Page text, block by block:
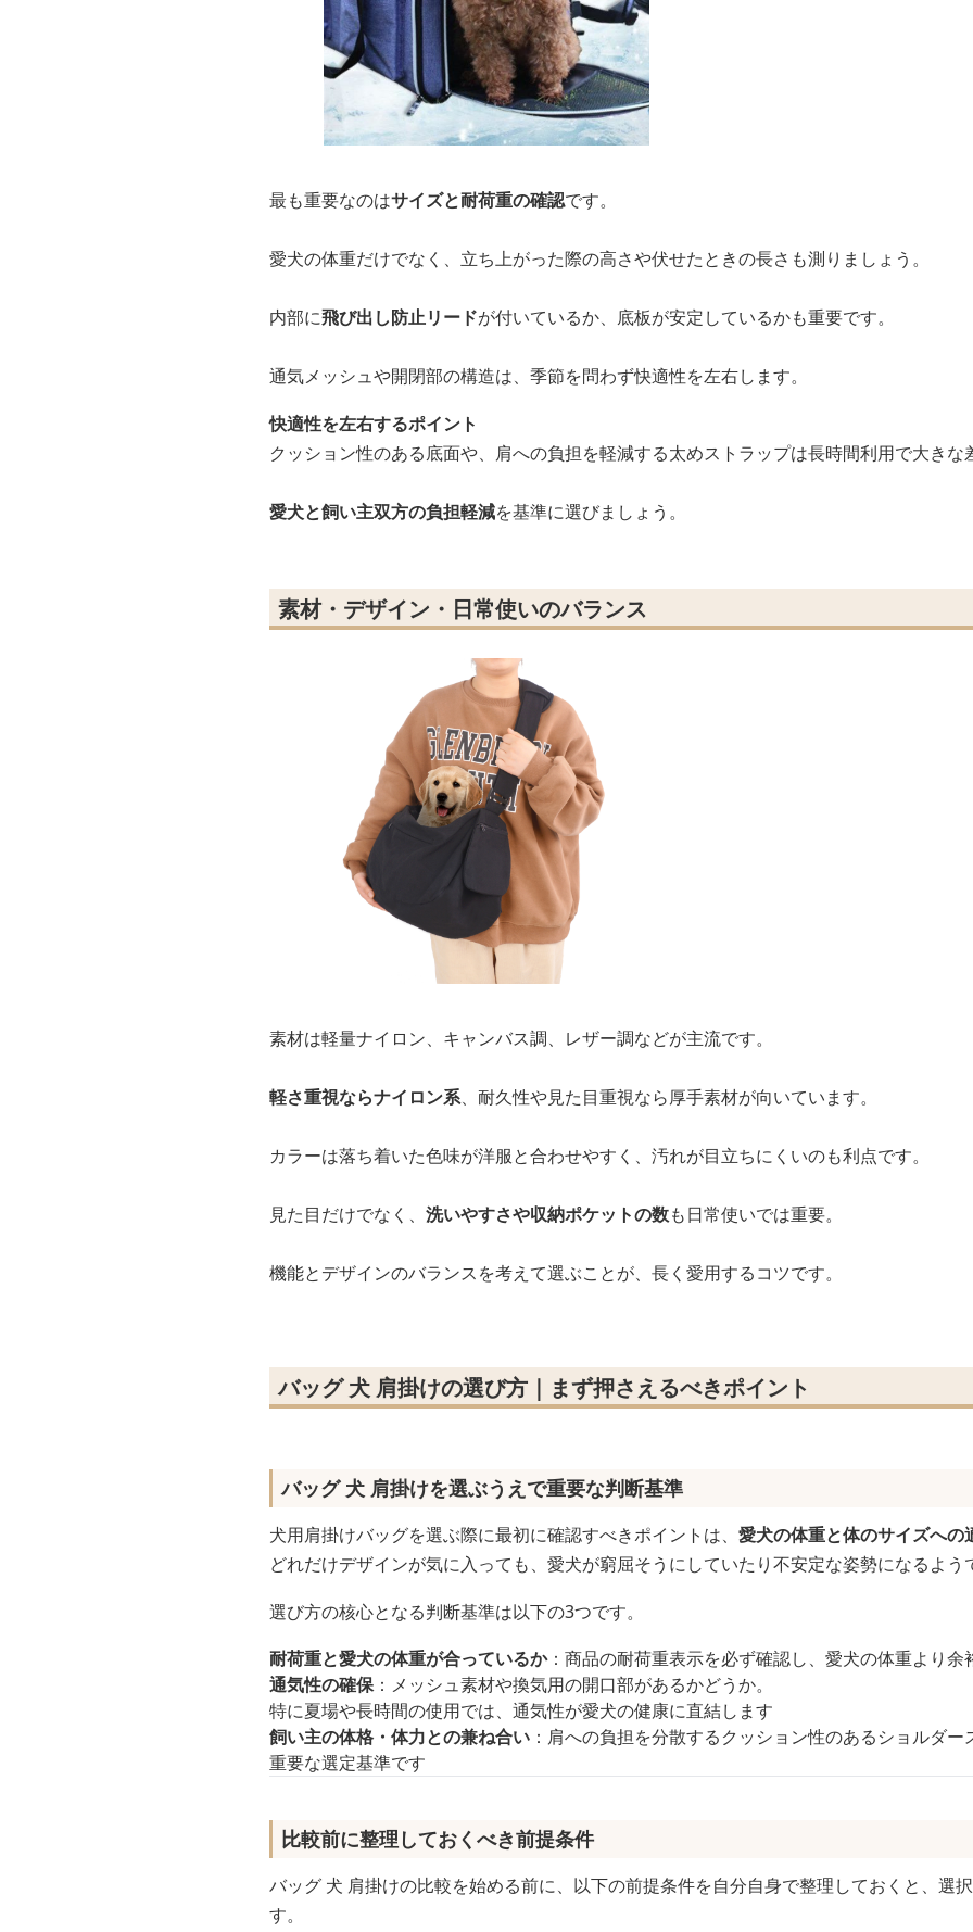
最も重要なのはサイズと耐荷重の確認です。
愛犬の体重だけでなく、立ち上がった際の高さや伏せたときの長さも測りましょう。
内部に飛び出し防止リードが付いているか、底板が安定しているかも重要です。
通気メッシュや開閉部の構造は、季節を問わず快適性を左右します。
快適性を左右するポイント
クッション性のある底面や、肩への負担を軽減する太めストラップは長時間利用で大きな
愛犬と飼い主双方の負担軽減を基準に選びましょう。
素材・デザイン・日常使いのバランス
素材は軽量ナイロン、キャンバス調、レザー調などが主流です。
軽さ重視ならナイロン系、耐久性や見た目重視なら厚手素材が向いています。
カラーは落ち着いた色味が洋服と合わせやすく、汚れが目立ちにくいのも利点です。
見た目だけでなく、 洗いやすさや収納ポケットの数も日常使いでは重要。
機能とデザインのバランスを考えて選ぶことが、長く愛用するコツです。
バッグ 犬 肩掛けの選び方｜まず押さえるべきポイント
バッグ 犬 肩掛けを選ぶうえで重要な判断基準
犬用肩掛けバッグを選ぶ際に最初に確認すべきポイントは、 愛犬の体重と体のサイズへの
どれだけデザインが気に入っても、愛犬が窮屈そうにしていたり不安定な姿勢になるよう
選び方の核心となる判断基準は以下の3つです。
耐荷重と愛犬の体重が合っているか：商品の耐荷重表示を必ず確認し、愛犬の体重より余
通気性の確保：メッシュ素材や換気用の開口部があるかどうか。
特に夏場や長時間の使用では、通気性が愛犬の健康に直結します
飼い主の体格・体力との兼ね合い ：肩への負担を分散するクッション性のあるショルダ
重要な選定基準です
比較前に整理しておくべき前提条件
バッグ 犬 肩掛けの比較を始める前に、以下の前提条件を自分自身で整理しておくと、選
す。